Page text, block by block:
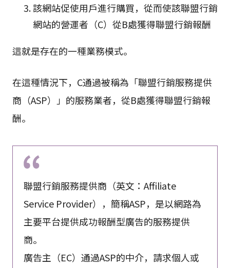
該網站促使用戶進行購買，從而使該聯盟行銷
網站的營運者（C）從B處獲得聯盟行銷報酬
這就是存在的一種業務模式。
在這種情況下，C通過被稱為「聯盟行銷服務提供
商（ASP）」的服務業者，從B處獲得聯盟行銷報
酬。
聯盟行銷服務提供商（英文：Affiliate
Service Provider），簡稱ASP，是以網路為
主要平台提供成功報酬型廣告的服務提供
商。
廣告主（EC）通過ASP的中介，請求個人或